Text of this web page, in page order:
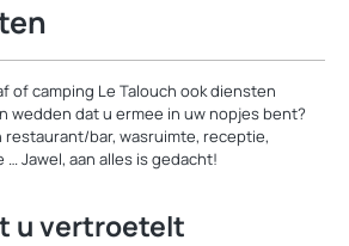
of camping Le Talouch ook diensten
wedden dat u ermee in uw nopjes bent?
restaurant/bar, wasruimte, receptie,
Jawel, aan alles is gedacht!
u vertroetelt